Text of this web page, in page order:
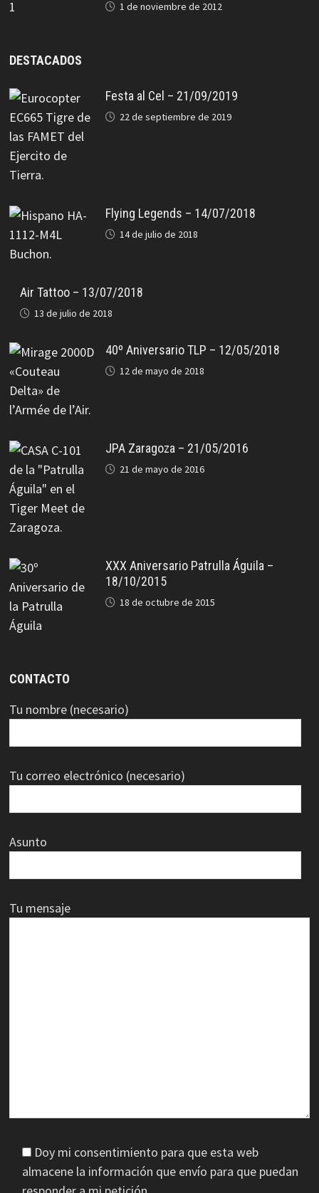
1 de noviembre de 2012
DESTACADOS
Festa al Cel – 21/09/2019
22 de septiembre de 2019
Flying Legends – 14/07/2018
14 de julio de 2018
Air Tattoo – 13/07/2018
13 de julio de 2018
40º Aniversario TLP – 12/05/2018
12 de mayo de 2018
JPA Zaragoza – 21/05/2016
21 de mayo de 2016
XXX Aniversario Patrulla Águila –
18/10/2015
18 de octubre de 2015
CONTACTO
Tu nombre (necesario)
Tu correo electrónico (necesario)
Asunto
Tu mensaje
Doy mi consentimiento para que esta web
almacene la información que envío para que puedan